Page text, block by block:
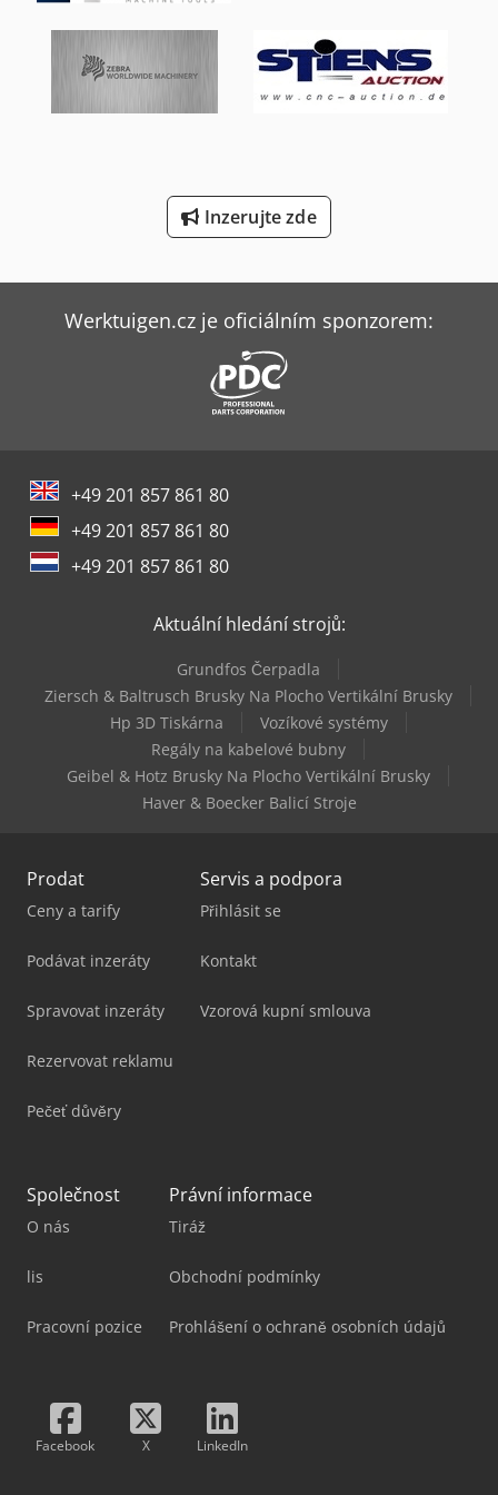
Liebherr L 538
Lvd Ppeb 110/30
Mercedes Benz Sklápěč
Inzerujte zde
Werktuigen.cz je oficiálním sponzorem:
+49 201 857 861 80
+49 201 857 861 80
+49 201 857 861 80
Aktuální hledání strojů:
Grundfos Čerpadla
Ziersch & Baltrusch Brusky Na Plocho Vertikální Brusky
Hp 3D Tiskárna
Vozíkové systémy
Regály na kabelové bubny
Geibel & Hotz Brusky Na Plocho Vertikální Brusky
Haver & Boecker Balicí Stroje
Prodat
Ceny a tarify
Podávat inzeráty
Spravovat inzeráty
Rezervovat reklamu
Pečeť důvěry
Servis a podpora
Přihlásit se
Kontakt
Vzorová kupní smlouva
Společnost
O nás
lis
Pracovní pozice
Právní informace
Tiráž
Obchodní podmínky
Prohlášení o ochraně osobních údajů
Facebook X LinkedIn